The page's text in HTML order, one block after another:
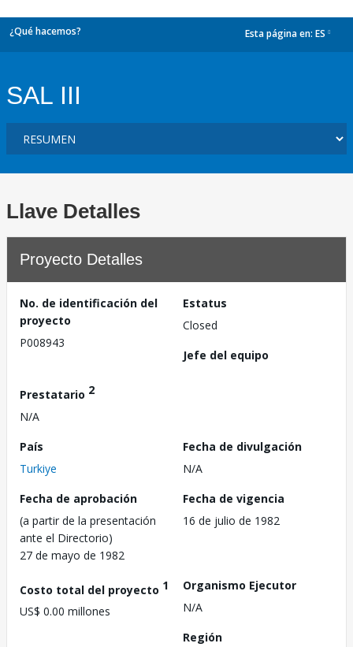
¿Qué hacemos? Esta página en: ES
SAL III
Llave Detalles
Proyecto Detalles
No. de identificación del
proyecto
P008943
Estatus
Closed
Jefe del equipo
Prestatario 2
N/A
País
Turkiye
Fecha de divulgación
N/A
Fecha de aprobación
(a partir de la presentación
ante el Directorio)
27 de mayo de 1982
Fecha de vigencia
16 de julio de 1982
Costo total del proyecto 1
US$ 0.00 millones
Organismo Ejecutor
N/A
Región